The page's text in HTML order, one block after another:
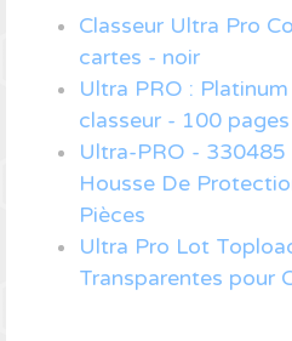
Classeur Ultra Pro
cartes - noir
Ultra PRO :
classeur - 100
Ultra-PRO - 330485
Housse De
Pièces
Ultra Pro Lot
Transparentes pour